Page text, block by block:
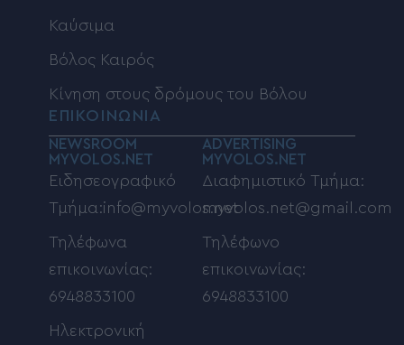
Καύσιμα
Βόλος Καιρός
Κίνηση στους δρόμους του Βόλου
ΕΠΙΚΟΙΝΩΝΙΑ
NEWSROOM
MYVOLOS.NET
Ειδησεογραφικό
Τμήμα:info@myvolos.net
Τηλέφωνα
επικοινωνίας:
6948833100
Ηλεκτρονική
ADVERTISING
MYVOLOS.NET
Διαφημιστικό Τμήμα:
myvolos.net@gmail.com
Τηλέφωνο
επικοινωνίας:
6948833100